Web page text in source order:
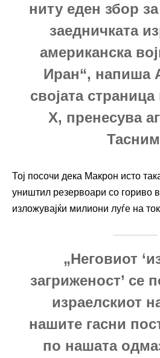
ниту еден збор
заедничката
американска
Иран“, напиша
својата
X, пренесува
Тој посочи дека Макрон исто
уништил резервоари со гориво
изложувајќи милиони луѓе на
„Неговиот
загриженост’ се
израелскиот
нашите гасни
по нашата